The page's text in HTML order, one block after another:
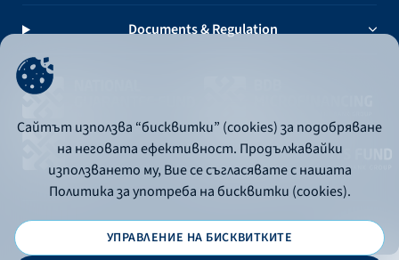
Documents & Regulation
Сайтът използва “бисквитки” (cookies) за подобряване
на неговата ефективност. Продължавайки
използването му, Вие се съгласявате с нашата
Политика за употреба на бисквитки (cookies).
УПРАВЛЕНИЕ НА БИСКВИТКИТЕ